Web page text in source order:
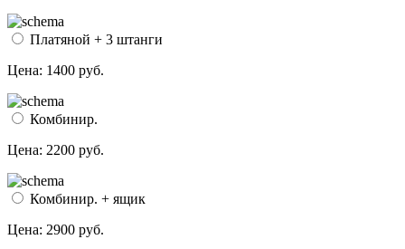
Платяной + 3 штанги
Цена: 1400 руб.
Комбинир.
Цена: 2200 руб.
Комбинир. + ящик
Цена: 2900 руб.